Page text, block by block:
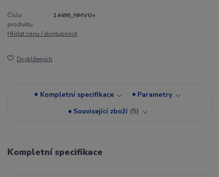
Číslo
produktu:
14496_NMVG+
Hlídat cenu / dostupnost
Do oblíbených
Kompletní specifikace
Parametry
Související zboží 5
Kompletní specifikace